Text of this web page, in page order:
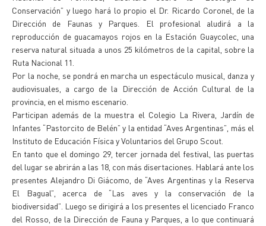
Conservación” y luego hará lo propio el Dr. Ricardo Coronel, de la
Dirección de Faunas y Parques. El profesional aludirá a la
reproducción de guacamayos rojos en la Estación Guaycolec, una
reserva natural situada a unos 25 kilómetros de la capital, sobre la
Ruta Nacional 11.
Por la noche, se pondrá en marcha un espectáculo musical, danza y
audiovisuales, a cargo de la Dirección de Acción Cultural de la
provincia, en el mismo escenario.
Participan además de la muestra el Colegio La Rivera, Jardín de
Infantes “Pastorcito de Belén” y la entidad “Aves Argentinas”, más el
Instituto de Educación Física y Voluntarios del Grupo Scout.
En tanto que el domingo 29, tercer jornada del festival, las puertas
del lugar se abrirán a las 18, con más disertaciones. Hablará ante los
presentes Alejandro Di Giácomo, de “Aves Argentinas y la Reserva
El Bagual”, acerca de “Las aves y la conservación de la
biodiversidad”. Luego se dirigirá a los presentes el licenciado Franco
del Rosso, de la Dirección de Fauna y Parques, a lo que continuará